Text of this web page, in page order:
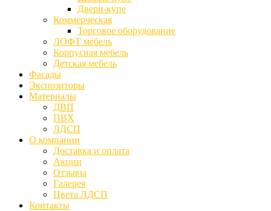
Двери-купе
Коммерческая
Торговое оборудование
ЛОФТ мебель
Корпусная мебель
Детская мебель
Фасады
Экспозиторы
Материалы
ДВП
ПВХ
ЛДСП
О компании
Доставка и оплата
Акции
Отзывы
Галерея
Цвета ЛДСП
Контакты